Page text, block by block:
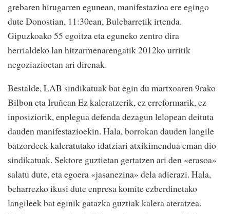
grebaren hirugarren egunean, manifestazioa ere egingo
dute Donostian, 11:30ean, Bulebarretik irtenda.
Gipuzkoako 55 egoitza eta eguneko zentro dira
herrialdeko lan hitzarmenarengatik 2012ko urritik
negoziazioetan ari direnak.
Bestalde, LAB sindikatuak bat egin du martxoaren 9rako
Bilbon eta Iruñean Ez kaleratzerik, ez erreformarik, ez
inposiziorik, enplegua defenda dezagun lelopean deituta
dauden manifestazioekin. Hala, borrokan dauden langile
batzordeek kaleratutako idatziari atxikimendua eman dio
sindikatuak. Sektore guztietan gertatzen ari den «erasoa»
salatu dute, eta egoera «jasanezina» dela adierazi. Hala,
beharrezko ikusi dute enpresa komite ezberdinetako
langileek bat eginik gatazka guztiak kalera ateratzea.